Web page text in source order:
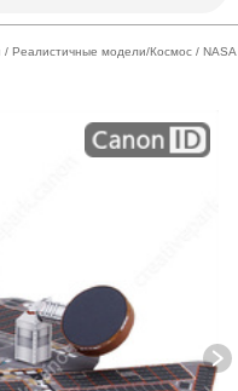
/ Реалистичные модели/Космос / NASA